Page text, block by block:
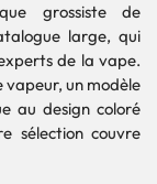
grossiste de
large, qui
de la vape.
vapeur, un modèle
au design coloré
sélection couvre